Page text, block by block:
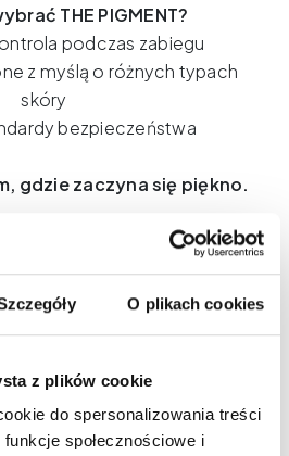
O plikach cookies
z plików cookie
do spersonalizowania treści
społecznościowe i
THE PIGMENT?
podczas zabiegu
z myślą o różnych typach
skóry
bezpieczeństwa
gdzie zaczyna się piękno.
wiedzieć?